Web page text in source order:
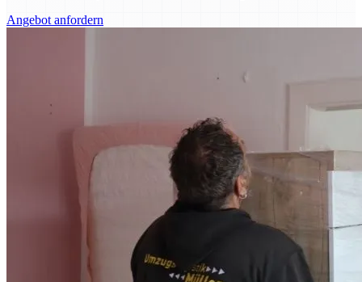
Angebot anfordern